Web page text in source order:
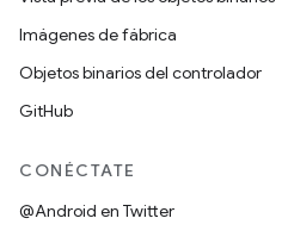
Imágenes de fábrica
Objetos binarios del controlador
GitHub
CONÉCTATE
@Android en Twitter